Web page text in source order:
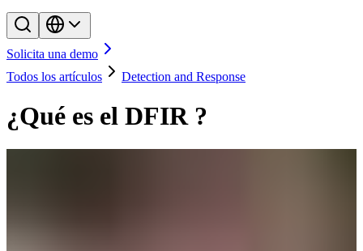
Solicita una demo
Todos los artículos
Detection and Response
¿Qué es el DFIR ?